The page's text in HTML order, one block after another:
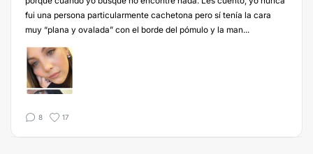
fui una persona particularmente cachetona pero sí tenía la cara
muy “plana y ovalada” con el borde del pómulo y la man...
8 17